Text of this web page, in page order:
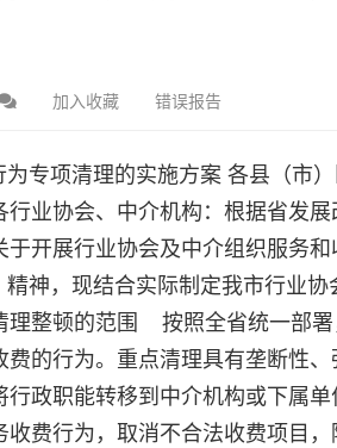
加入收藏 错误报告
专项清理的实施方案 各县（市
业协会、中介机构：根据省发展
开展行业协会及中介组织服务和
神，现结合实际制定我市行业协
理整顿的范围 按照全省统一部署
的行为。重点清理具有垄断性、
政职能转移到中介机构或下属单
费行为，取消不合法收费项目，